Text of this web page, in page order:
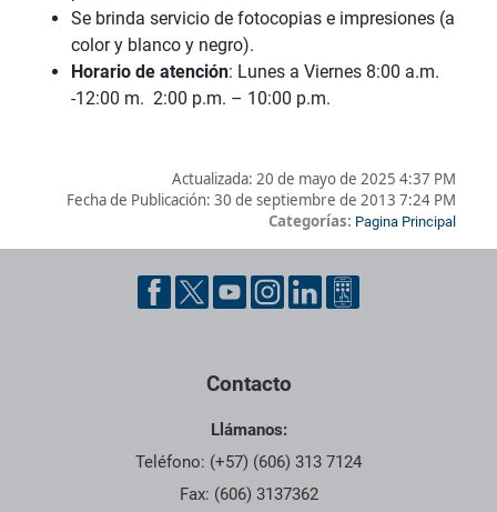
Se brinda servicio de fotocopias e impresiones (a
color y blanco y negro).
Horario de atención: Lunes a Viernes 8:00 a.m.
-12:00 m. 2:00 p.m. – 10:00 p.m.
Actualizada: 20 de mayo de 2025 4:37 PM
Fecha de Publicación: 30 de septiembre de 2013 7:24 PM
Categorías: Pagina Principal
Pie de página con información de contacto, redes sociales y
Contacto
Llámanos:
Teléfono: (+57) (606) 313 7124
Fax: (606) 3137362